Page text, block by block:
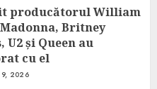
producătorul William
Britney
U2 și Queen au
cu el
9, 2026